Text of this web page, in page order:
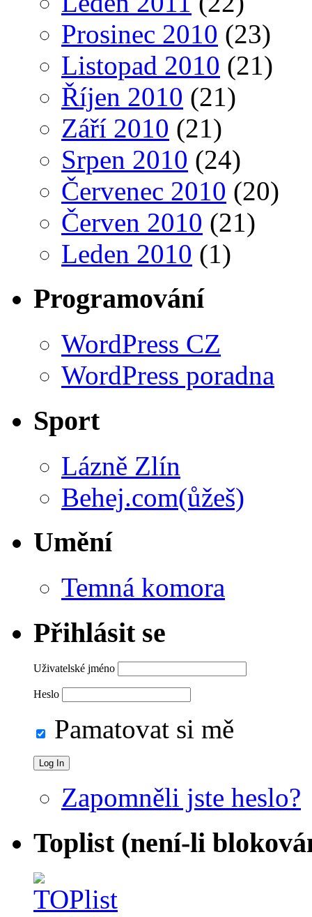
Prosinec 2010 (23)
Listopad 2010 (21)
Říjen 2010 (21)
Září 2010 (21)
Srpen 2010 (24)
Červenec 2010 (20)
Červen 2010 (21)
Leden 2010 (1)
Programování
WordPress CZ
WordPress poradna
Sport
Lázně Zlín
Behej.com(ůžeš)
Umění
Temná komora
Přihlásit se
Uživatelské jméno
Heslo
Pamatovat si mě
Zapomněli jste heslo?
Toplist (není-li